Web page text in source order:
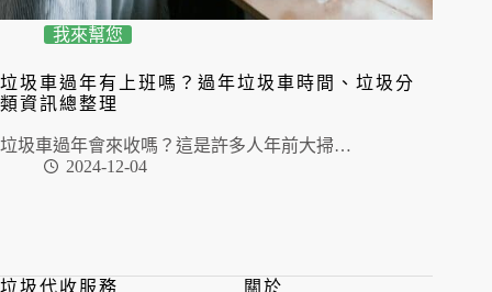
我來幫您
垃圾車過年有上班嗎？過年垃圾車時間、垃圾分
類資訊總整理
垃圾車過年會來收嗎？這是許多人年前大掃…
2024-12-04
垃圾代收服務 關於